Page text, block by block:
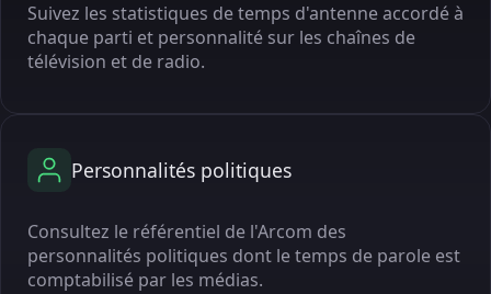
Suivez les statistiques de temps d'antenne accordé à
chaque parti et personnalité sur les chaînes de
télévision et de radio.
Personnalités politiques
Consultez le référentiel de l'Arcom des
personnalités politiques dont le temps de parole est
comptabilisé par les médias.